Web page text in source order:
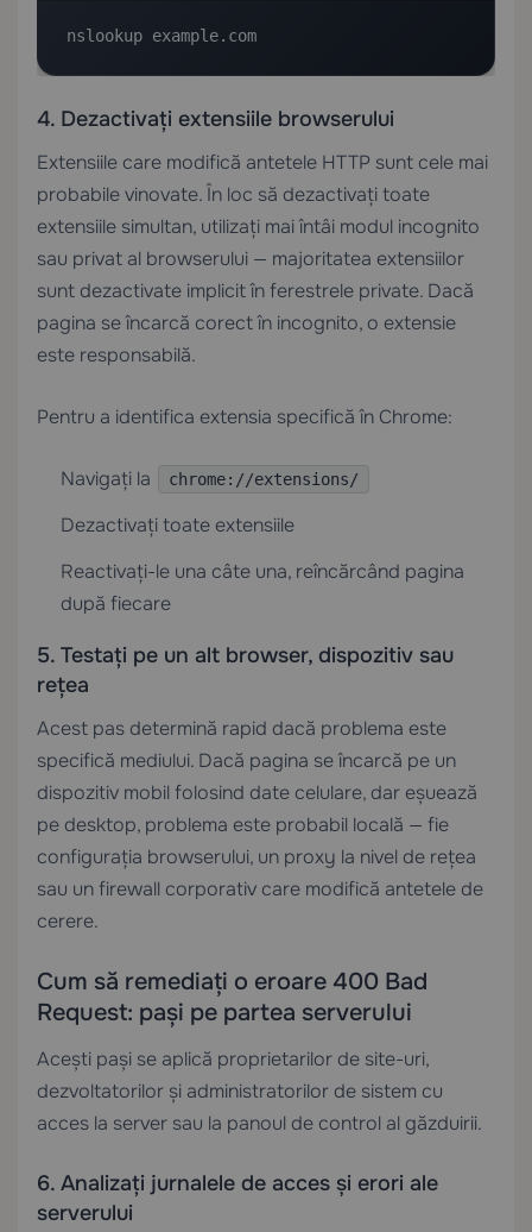
nslookup example.com
4. Dezactivați extensiile browserului
Extensiile care modifică antetele HTTP sunt cele mai
probabile vinovate. În loc să dezactivați toate
extensiile simultan, utilizați mai întâi modul incognito
sau privat al browserului — majoritatea extensiilor
sunt dezactivate implicit în ferestrele private. Dacă
pagina se încarcă corect în incognito, o extensie
este responsabilă.
Pentru a identifica extensia specifică în Chrome:
Navigați la chrome://extensions/
Dezactivați toate extensiile
Reactivați-le una câte una, reîncărcând pagina
după fiecare
5. Testați pe un alt browser, dispozitiv sau
rețea
Acest pas determină rapid dacă problema este
specifică mediului. Dacă pagina se încarcă pe un
dispozitiv mobil folosind date celulare, dar eșuează
pe desktop, problema este probabil locală — fie
configurația browserului, un proxy la nivel de rețea
sau un firewall corporativ care modifică antetele de
cerere.
Cum să remediați o eroare 400 Bad
Request: pași pe partea serverului
Acești pași se aplică proprietarilor de site-uri,
dezvoltatorilor și administratorilor de sistem cu
acces la server sau la panoul de control al găzduirii.
6. Analizați jurnalele de acces și erori ale
serverului